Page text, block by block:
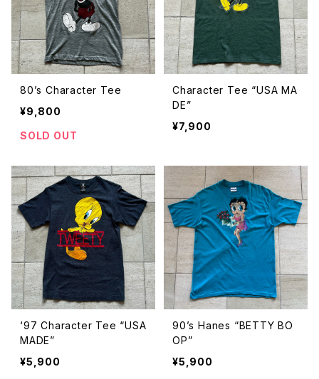
80’s Character Tee
¥9,800
SOLD OUT
Character Tee “USA MA
DE”
¥7,900
‘97 Character Tee “USA
MADE”
¥5,900
90’s Hanes “BETTY BO
OP”
¥5,900